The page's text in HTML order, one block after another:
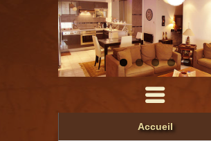
Accueil